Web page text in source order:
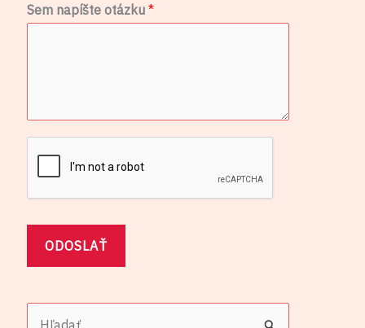
i
e
Sem napíšte otázku*
ODOSLAŤ